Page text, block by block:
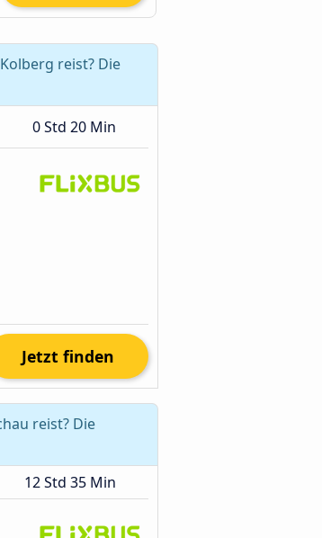
reist? Die
0 Std 20 Min
Jetzt finden
reist? Die
12 Std 35 Min